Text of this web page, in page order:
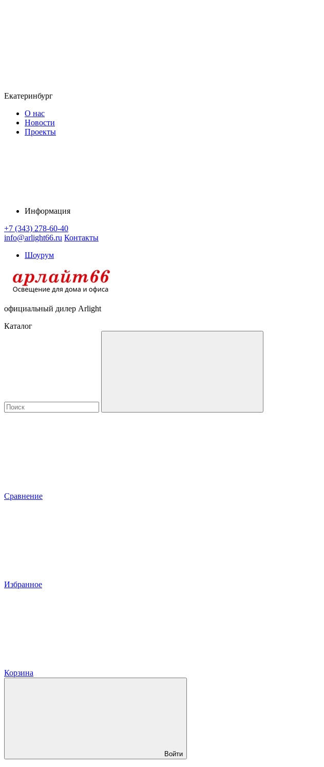
Екатеринбург
О нас
Новости
Проекты
Информация
+7 (343) 278-60-40
info@arlight66.ru Контакты
Шоурум
официальный дилер Arlight
Каталог
Сравнение
Избранное
Корзина
Войти